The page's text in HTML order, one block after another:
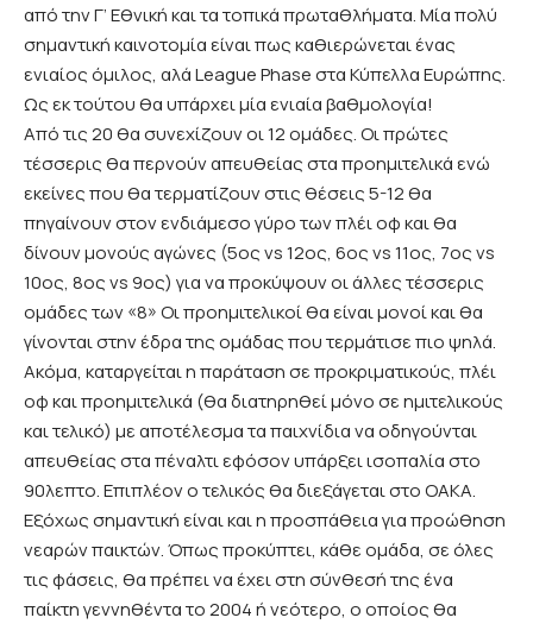
από την Γ’ Εθνική και τα τοπικά πρωταθλήματα. Μία πολύ
σημαντική καινοτομία είναι πως καθιερώνεται ένας
ενιαίος όμιλος, αλά League Phase στα Κύπελλα Ευρώπης.
Ως εκ τούτου θα υπάρχει μία ενιαία βαθμολογία!
Από τις 20 θα συνεχίζουν οι 12 ομάδες. Οι πρώτες
τέσσερις θα περνούν απευθείας στα προημιτελικά ενώ
εκείνες που θα τερματίζουν στις θέσεις 5-12 θα
πηγαίνουν στον ενδιάμεσο γύρο των πλέι οφ και θα
δίνουν μονούς αγώνες (5ος vs 12ος, 6ος vs 11ος, 7ος vs
10ος, 8ος vs 9ος) για να προκύψουν οι άλλες τέσσερις
ομάδες των «8» Οι προημιτελικοί θα είναι μονοί και θα
γίνονται στην έδρα της ομάδας που τερμάτισε πιο ψηλά.
Ακόμα, καταργείται η παράταση σε προκριματικούς, πλέι
οφ και προημιτελικά (θα διατηρηθεί μόνο σε ημιτελικούς
και τελικό) με αποτέλεσμα τα παιχνίδια να οδηγούνται
απευθείας στα πέναλτι εφόσον υπάρξει ισοπαλία στο
90λεπτο. Επιπλέον ο τελικός θα διεξάγεται στο ΟΑΚΑ.
Εξόχως σημαντική είναι και η προσπάθεια για προώθηση
νεαρών παικτών. Όπως προκύπτει, κάθε ομάδα, σε όλες
τις φάσεις, θα πρέπει να έχει στη σύνθεσή της ένα
παίκτη γεννηθέντα το 2004 ή νεότερο, ο οποίος θα